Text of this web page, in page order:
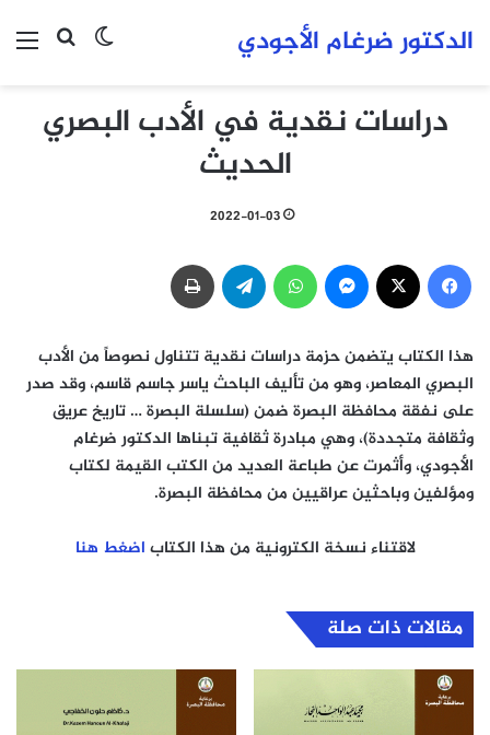
بحثالوضع الدكتور ضرغام الأجودي
دراسات نقدية في الأدب البصري
الحديث
2022-01-03
فيسبوك ماسنجر واتساب تيلقرام
هذا الكتاب يتضمن حزمة دراسات نقدية تتناول نصوصاً من الأدب
البصري المعاصر، وهو من تأليف الباحث ياسر جاسم قاسم، وقد صدر
على نفقة محافظة البصرة ضمن (سلسلة البصرة … تاريخ عريق
وثقافة متجددة)، وهي مبادرة ثقافية تبناها الدكتور ضرغام
الأجودي، وأثمرت عن طباعة العديد من الكتب القيمة لكتاب
ومؤلفين وباحثين عراقيين من محافظة البصرة.
لاقتناء نسخة الكترونية من هذا الكتاب اضغط هنا
مقالات ذات صلة